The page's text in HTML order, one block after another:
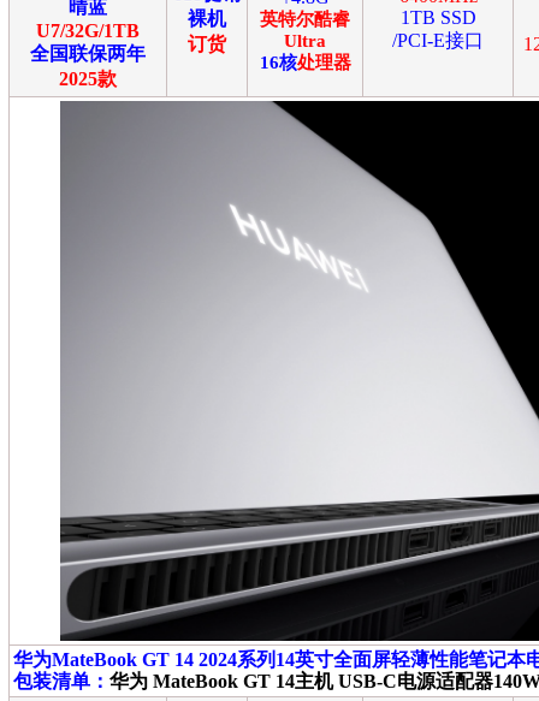
晴蓝
U7/32G/1TB
全国联保两年
2025款
裸机
订货
英特尔酷睿
Ultra
16核处理器
1TB SSD
/PCI-E接口
华为MateBook GT 14 2024系列14英寸全面屏轻薄性能笔记本
包装清单： 华为 MateBook GT 14主机 USB-C电源适配器